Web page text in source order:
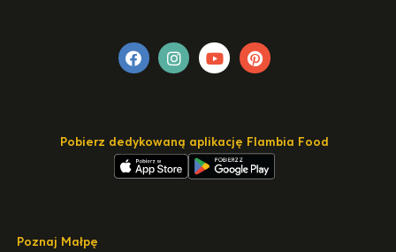
Pobierz dedykowaną aplikację Flambia Food
Poznaj Małpę